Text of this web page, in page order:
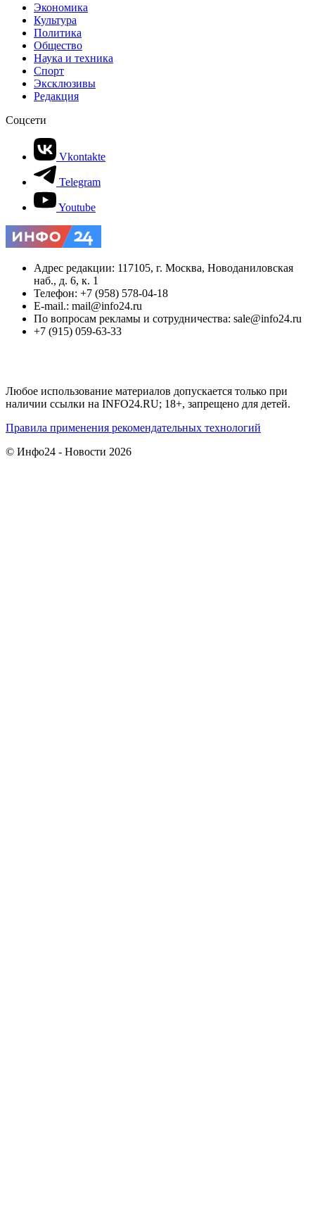
Экономика
Культура
Политика
Общество
Наука и техника
Спорт
Эксклюзивы
Редакция
Соцсети
Vkontakte
Telegram
Youtube
Адрес редакции: 117105, г. Москва, Новоданиловская
наб., д. 6, к. 1
Телефон: +7 (958) 578-04-18
E-mail.: mail@info24.ru
По вопросам рекламы и сотрудничества: sale@info24.ru
+7 (915) 059-63-33
Любое использование материалов допускается только при
наличии ссылки на INFO24.RU; 18+, запрещено для детей.
Правила применения рекомендательных технологий
© Инфо24 - Новости 2026